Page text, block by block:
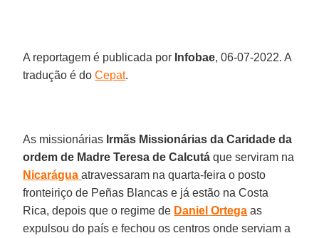
A reportagem é publicada por Infobae, 06-07-2022. A
tradução é doCepat.
As missionárias Irmãs Missionárias da Caridade da
ordem de Madre Teresa de Calcutá que serviram na
Nicarágua atravessaram na quarta-feira o posto
fronteiriço de Peñas Blancas e já estão na Costa
Rica, depois que o regime de Daniel Ortega as
expulsou do país e fechou os centros onde serviam a